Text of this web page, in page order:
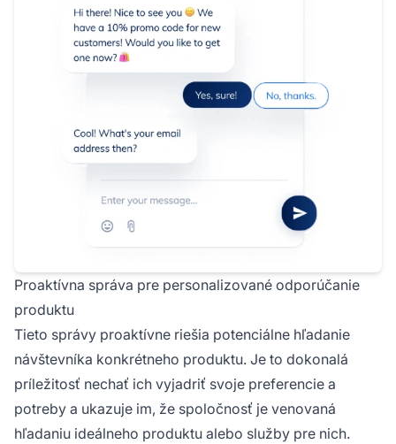
Proaktívna správa pre personalizované odporúčanie
produktu
Tieto správy proaktívne riešia potenciálne hľadanie
návštevníka konkrétneho produktu. Je to dokonalá
príležitosť nechať ich vyjadriť svoje preferencie a
potreby a ukazuje im, že spoločnosť je venovaná
hľadaniu ideálneho produktu alebo služby pre nich.